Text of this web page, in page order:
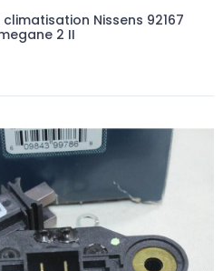
Nissens 92167
2 II